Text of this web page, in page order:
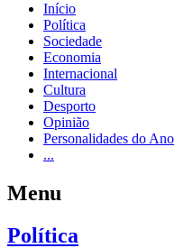
Início
Política
Sociedade
Economia
Internacional
Cultura
Desporto
Opinião
Personalidades do Ano
...
Menu
Política